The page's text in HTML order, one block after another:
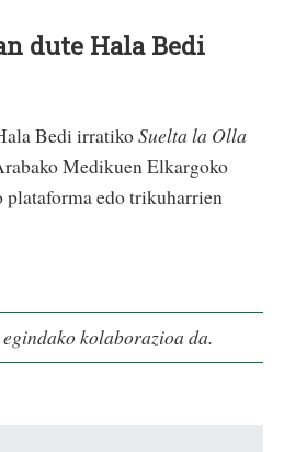
dute Hala Bedi
Bedi irratikoSuelta la Olla
Medikuen Elkargoko
plataforma edo trikuharrien
kolaborazioa da.